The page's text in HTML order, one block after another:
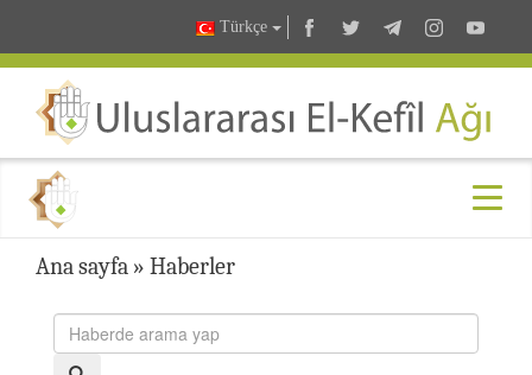
Türkçe
Ana sayfa » Haberler